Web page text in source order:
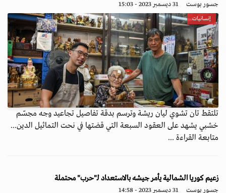
جسور بوست 31 ديسمبر 2023 - 15:03
إنسانيات
تلتقط تان تشوي ليان ريشة وترسم بدقة تفاصيل تجاعيد وجه مجسّم
خشبي يشهد على العقود السبعة التي قضتها في نحت التماثيل الدين...
متابعة القراءة ...
زعيم كوريا الشمالية يأمر جيشه بالاستعداد لـ"حرب" محتملة
جسور بوست 31 ديسمبر 2023 - 14:58